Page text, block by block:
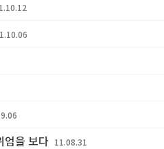
엄을 보다 11.08.31